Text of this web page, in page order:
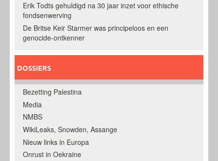
Erik Todts gehuldigd na 30 jaar inzet voor ethische
fondsenwerving
De Britse Keir Starmer was principeloos en een
genocide-ontkenner
DOSSIERS
Bezetting Palestina
Media
NMBS
WikiLeaks, Snowden, Assange
Nieuw links in Europa
Onrust in Oekraine